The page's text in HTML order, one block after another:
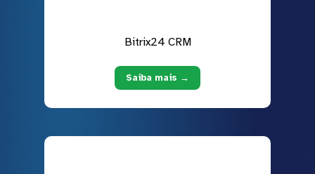
Bitrix24 CRM
Saiba mais →